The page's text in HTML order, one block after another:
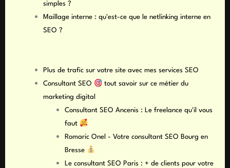
simples ?
Maillage interne : qu'est-ce que le netlinking interne en
SEO ?
Plus de trafic sur votre site avec mes services SEO
Consultant SEO
tout savoir sur ce métier du
marketing digital
Consultant SEO Ancenis : Le freelance qu'il vous
faut
Romaric Onel - Votre consultant SEO Bourg en
Bresse
Le consultant SEO Paris : + de clients pour votre